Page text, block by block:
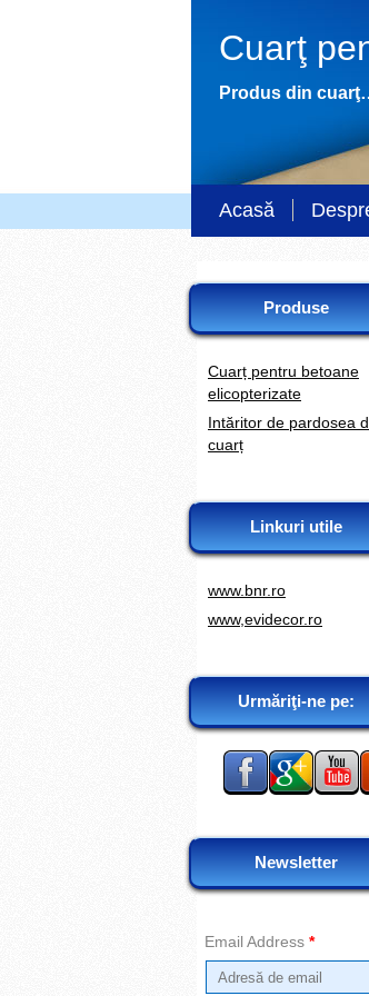
Cuarţ
Produs din
Acasă
Produse
Cuarț pentru betoane
elicopterizate
Intăritor de pardosea
cuarț
Linkuri utile
www.bnr.ro
www,evidecor.ro
Urmăriţi-ne pe:
Newsletter
Email Address *